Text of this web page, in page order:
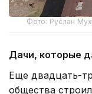
Фото: Руслан
Дачи, которые
Еще двадцать-
общества